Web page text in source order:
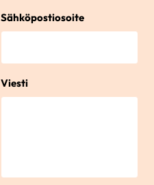
Sähköpostiosoite
Viesti